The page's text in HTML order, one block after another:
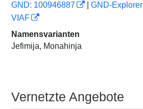
GND: 100946887
GND-Explorer
VIAF
Namensvarianten
Jefimija, Monahinja
Vernetzte Angebote